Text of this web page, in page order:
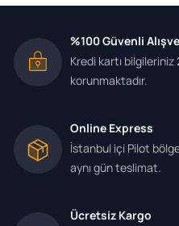
%100 Güvenli
Kredi kartı
korunmaktadır.
Online Express
İstanbul içi Pilot
aynı gün teslimat.
Ücretsiz Kargo